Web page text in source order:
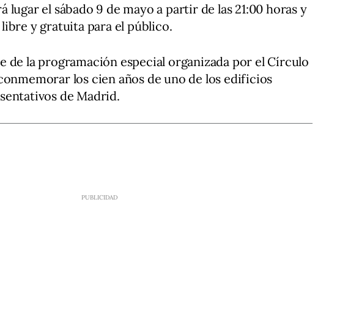
lugar el sábado 9 de mayo a partir de las 21:00 horas y
y gratuita para el público.
de la programación especial organizada por el Círculo
los cien años de uno de los edificios
de Madrid.